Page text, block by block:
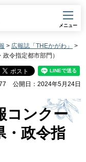
メニュー
> 広報誌「THEかがわ」
>
令指定都市部門）
公開日：2024年5月24日
コンクー
・政令指